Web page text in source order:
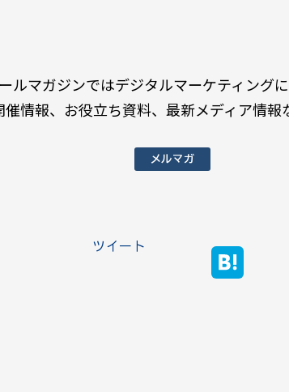
ルマガジンではデジタルマーケティング
催情報、お役立ち資料、最新メディア情報
メルマガ
ツイート